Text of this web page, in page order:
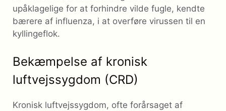
upåklagelige for at forhindre vilde fugle, kendte
bærere af influenza, i at overføre virussen til en
kyllingeflok.
Bekæmpelse af kronisk
luftvejssygdom (CRD)
Kronisk luftvejssygdom, ofte forårsaget af